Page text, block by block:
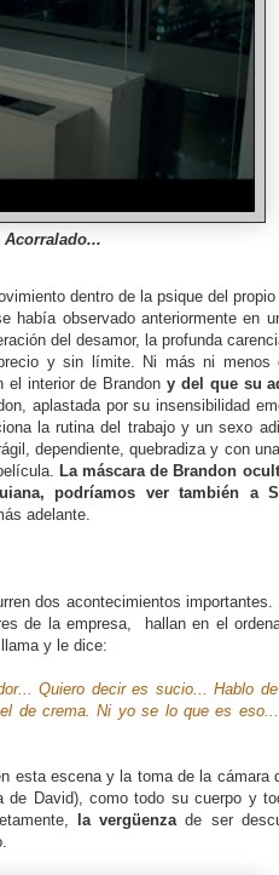
Acorralado...
dentro de la psique del
observado anteriormente en
del desamor, la profunda
y sin límite. Ni más ni menos
el interior de Brandon y del que su
aplastada por su insensibilidad
la rutina del trabajo y un sexo
dependiente, quebradiza y con
La máscara deBrandon
podríamos ver también a
adelante.
dos acontecimientos
de la empresa, hallan en el
y le dice:
Quiero decir es sucio... Hablo de
de crema. Ni yo se lo que es
esta escena y la toma de la cámara
David), como todo su cuerpo y
la vergüenza de ser